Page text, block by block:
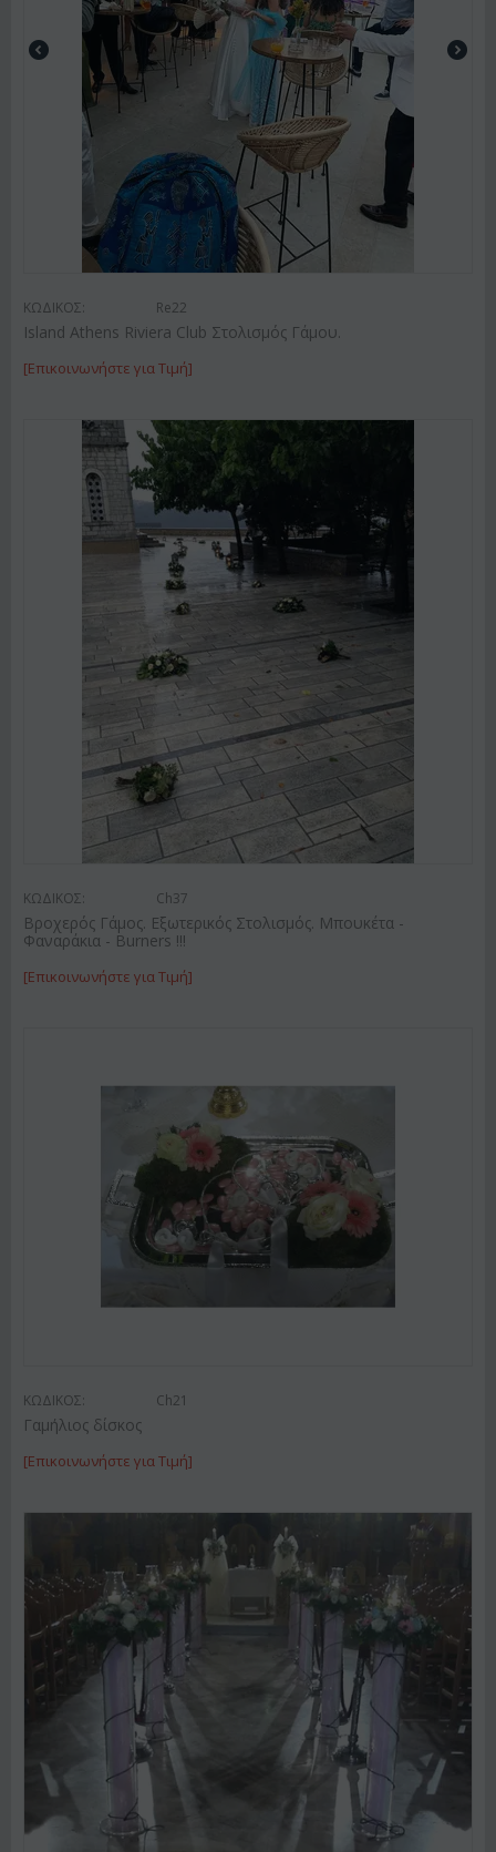
ΚΩΔΙΚΟΣ: Re22
Island Athens Riviera Club Στολισμός Γάμου.
[Επικοινωνήστε για Τιμή]
ΚΩΔΙΚΟΣ: Ch37
Βροχερός Γάμος. Εξωτερικός Στολισμός. Μπουκέτα -
Φαναράκια - Burners !!!
[Επικοινωνήστε για Τιμή]
ΚΩΔΙΚΟΣ: Ch21
Γαμήλιος δίσκος
[Επικοινωνήστε για Τιμή]